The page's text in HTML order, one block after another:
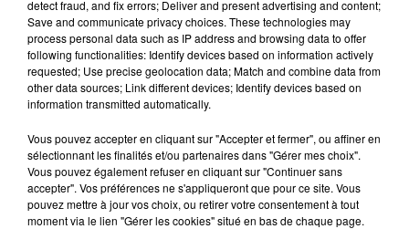
À LA UNE
7 août 2026
detect fraud, and fix errors; Deliver and present advertising and content;
Save and communicate privacy choices. These technologies may
process personal data such as IP address and browsing data to offer
following functionalities: Identify devices based on information actively
requested; Use precise geolocation data; Match and combine data from
other data sources; Link different devices; Identify devices based on
information transmitted automatically.
Vous pouvez accepter en cliquant sur "Accepter et fermer", ou affiner en
sélectionnant les finalités et/ou partenaires dans "Gérer mes choix".
Vous pouvez également refuser en cliquant sur "Continuer sans
accepter". Vos préférences ne s'appliqueront que pour ce site. Vous
pouvez mettre à jour vos choix, ou retirer votre consentement à tout
moment via le lien "Gérer les cookies" situé en bas de chaque page.